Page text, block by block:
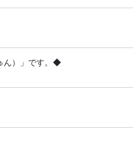
ん）」です。◆